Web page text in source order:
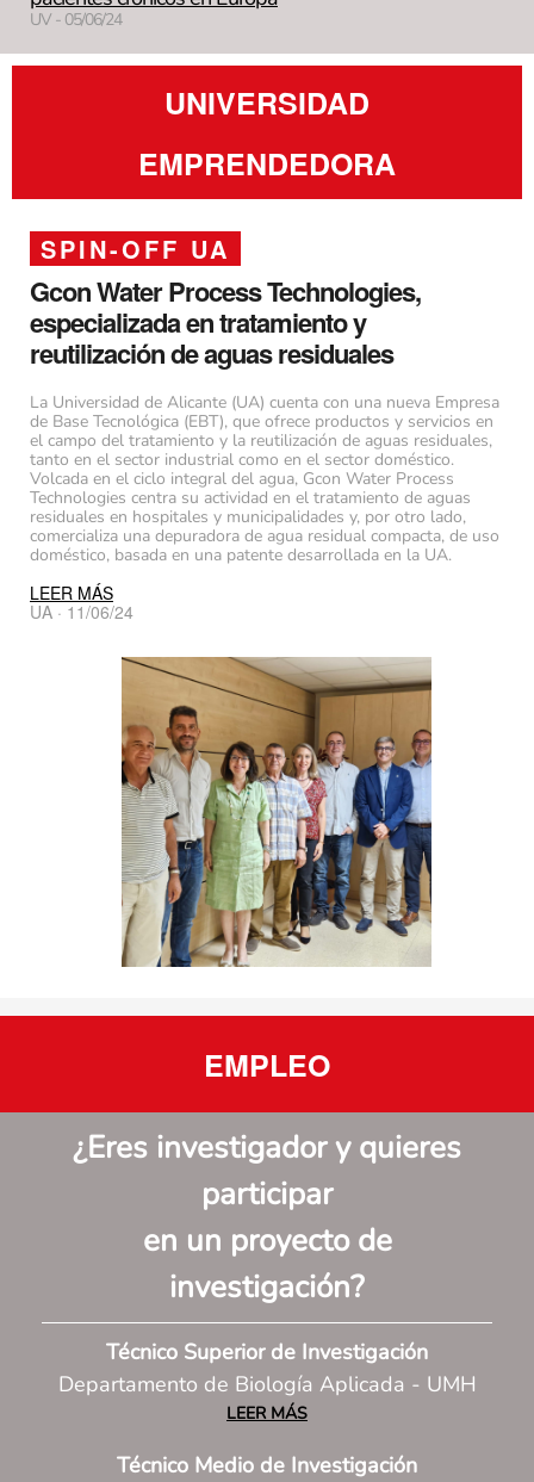
UV - 05/06/24
UNIVERSIDAD
EMPRENDEDORA
SPIN-OFF UA
Gcon Water Process Technologies,
especializada en tratamiento y
reutilización de aguas residuales
La Universidad de Alicante (UA) cuenta con una nueva Empresa
de Base Tecnológica (EBT), que ofrece productos y servicios en
el campo del tratamiento y la reutilización de aguas residuales,
tanto en el sector industrial como en el sector doméstico.
Volcada en el ciclo integral del agua, Gcon Water Process
Technologies centra su actividad en el tratamiento de aguas
residuales en hospitales y municipalidades y, por otro lado,
comercializa una depuradora de agua residual compacta, de uso
doméstico, basada en una patente desarrollada en la UA.
LEER MÁS
UA · 11/06/24
EMPLEO
¿Eres investigador y quieres
participar
en un proyecto de
investigación?
Técnico Superior de Investigación
Departamento de Biología Aplicada - UMH
LEER MÁS
Técnico Medio de Investigación